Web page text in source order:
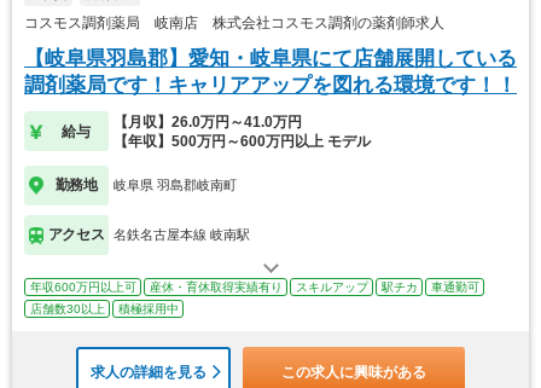
コスモス調剤薬局 岐南店 株式会社コスモス調剤の薬剤師求人
【岐阜県羽島郡】愛知・岐阜県にて店舗展開している
調剤薬局です！キャリアアップを図れる環境です！！
給与
【月収】26.0万円～41.0万円
【年収】500万円～600万円以上 モデル
勤務地 岐阜県 羽島郡岐南町
アクセス 名鉄名古屋本線 岐南駅
年収600万円以上可 産休・育休取得実績有り スキルアップ 駅チカ
車通勤可
店舗数30以上
積極採用中
求人の詳細を見る この求人に興味がある